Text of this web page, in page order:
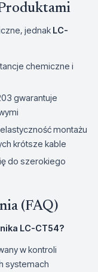
jednak LC-
chemiczne i
gwarantuje
montażu
krótsze kable
do szerokiego
(FAQ)
LC-CT54?
w kontroli
systemach